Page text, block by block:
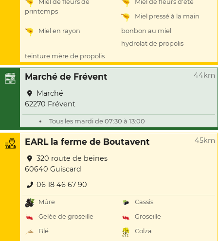
Miel de fleurs de
printemps
Miel de fleurs d'été
Miel pressé à la main
Miel en rayon
bonbon au miel
hydrolat de propolis
teinture mère de propolis
Marché de Frévent 44km
Marché
62270 Frévent
Tous les mardi de 07:30 à 13:00
EARL la ferme de Boutavent 45km
320 route de beines
60640 Guiscard
06 18 46 67 90
Mûre
Cassis
Gelée de groseille
Groseille
Blé
Colza